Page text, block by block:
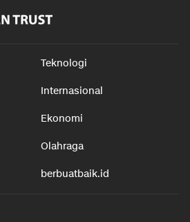
Teknologi
Internasional
Ekonomi
Olahraga
berbuatbaik.id